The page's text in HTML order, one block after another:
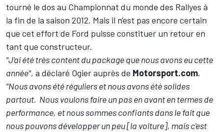
tourné le dos au Championnat du monde des Rallyes à
la fin de la saison 2012. Mais il n'est pas encore certain
que cet effort de Ford puisse constituer un retour en
tant que constructeur.
"J'ai été très content du package que nous avons eu cette
année", a déclaré Ogier auprès de Motorsport.com.
"Nous avons été réguliers et nous avons été solides
partout. Nous voulons faire un pas en avant en termes de
performance, et nous sommes confiants dans le fait que
nous pouvons développer un peu [la voiture], mais c'est